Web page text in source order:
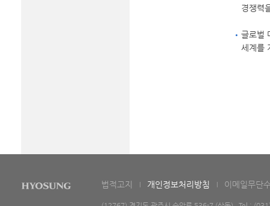
경쟁력
글로벌
세계를
법적고지 개인정보처리방침 이메일무단